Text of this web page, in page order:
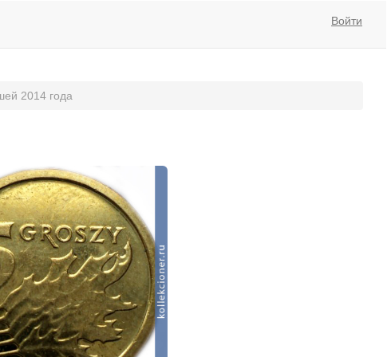
Войти
2014 года